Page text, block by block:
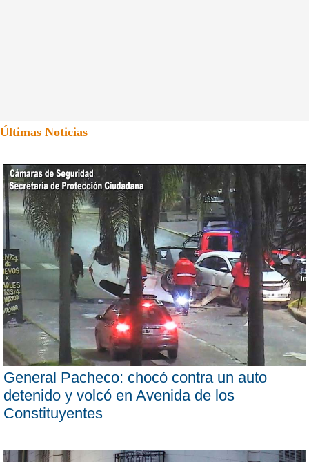
Últimas Noticias
General Pacheco: chocó contra un auto
detenido y volcó en Avenida de los
Constituyentes